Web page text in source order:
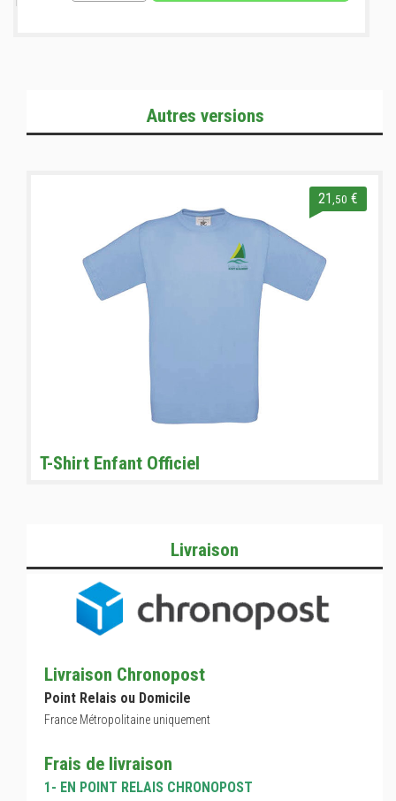
Autres versions
21 ,50 €
T-Shirt Enfant Officiel
Livraison
Livraison Chronopost
Point Relais ou Domicile
France Métropolitaine uniquement
Frais de livraison
1- EN POINT RELAIS CHRONOPOST